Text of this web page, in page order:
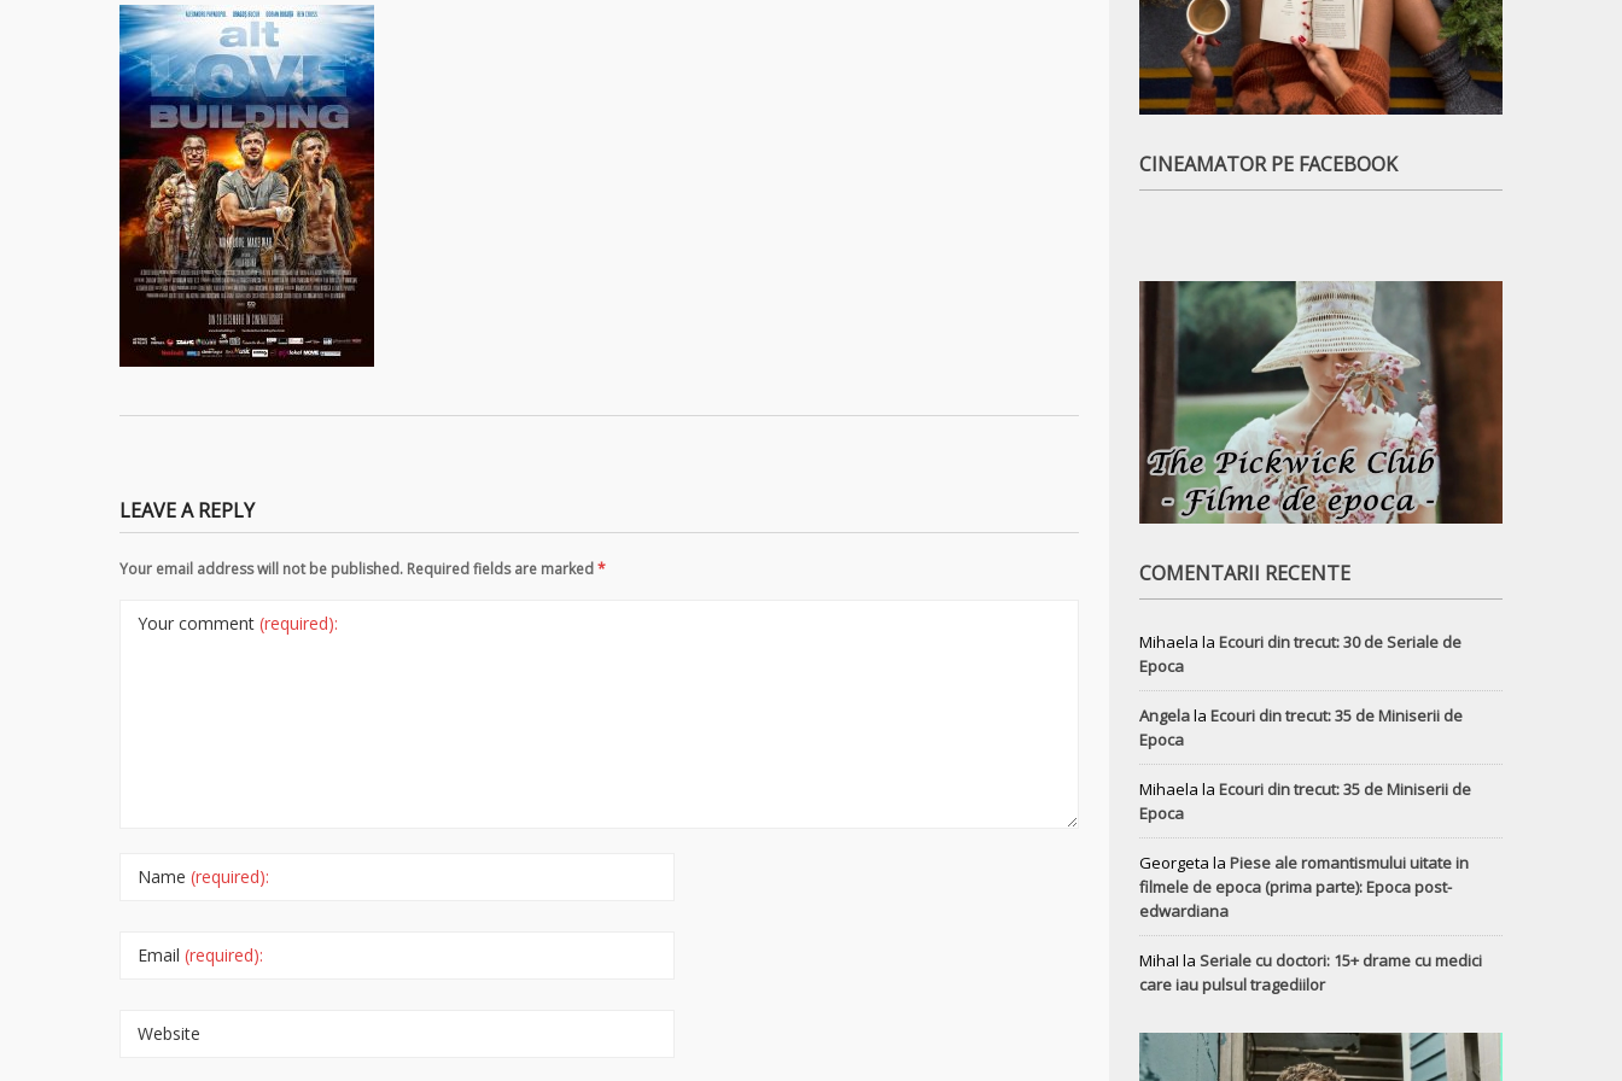
LEAVE A REPLY
Your email address will not be published. Required fields are marked*
Your comment (required):
Name (required):
Email (required):
Website
CINEAMATOR PE FACEBOOK
COMENTARII RECENTE
Mihaela la Ecouri din trecut: 30 de Seriale de
Epoca
Angelala Ecouri din trecut: 35 de Miniserii de
Epoca
Mihaela la Ecouri din trecut: 35 de Miniserii de
Epoca
Georgeta la Piese ale romantismului uitate in
filmele de epoca (prima parte): Epoca post-
edwardiana
MihaI la Seriale cu doctori: 15+ drame cu medici
care iau pulsul tragediilor